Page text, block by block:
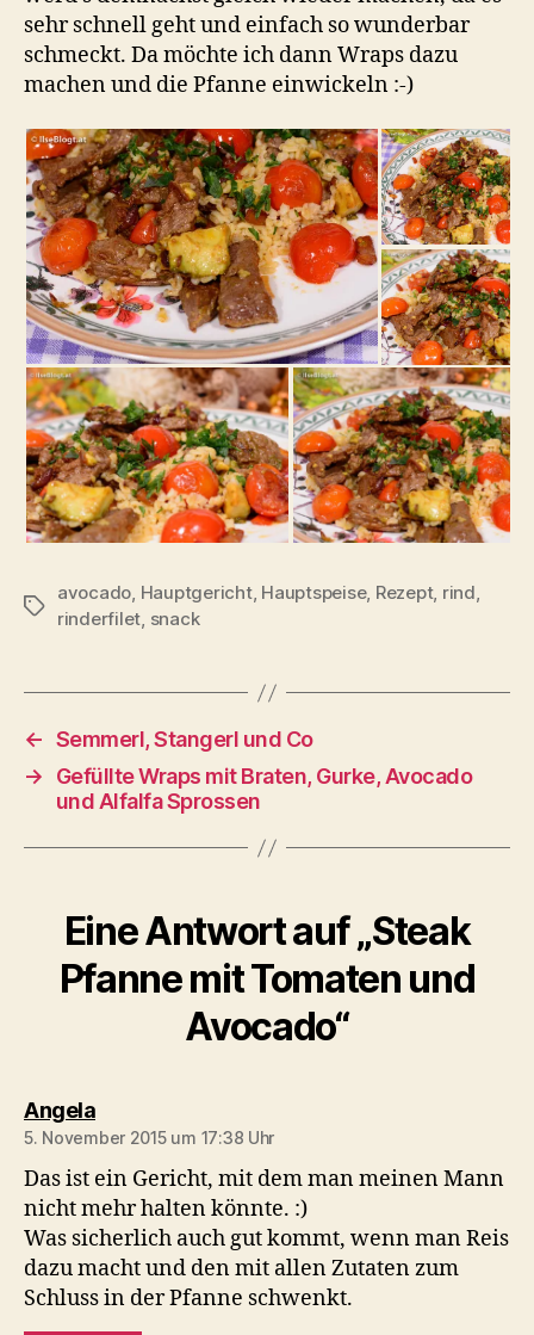
sehr schnell geht und einfach so wunderbar
schmeckt. Da möchte ich dann Wraps dazu
machen und die Pfanne einwickeln :-)
Schlagwörter
avocado, Hauptgericht, Hauptspeise, Rezept, rind,
rinderfilet, snack
← Semmerl, Stangerl und Co
→
Gefüllte Wraps mit Braten, Gurke, Avocado
und Alfalfa Sprossen
Eine Antwort auf „Steak
Pfanne mit Tomaten und
Avocado“
Angelasagt:
5. November 2015 um 17:38 Uhr
Das ist ein Gericht, mit dem man meinen Mann
nicht mehr halten könnte. :)
Was sicherlich auch gut kommt, wenn man Reis
dazu macht und den mit allen Zutaten zum
Schluss in der Pfanne schwenkt.